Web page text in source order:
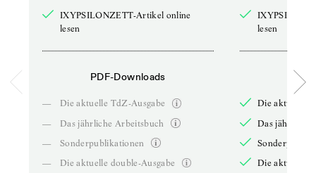
IXYPSILONZETT-Artikel online
lesen
PDF-Downloads
—
Die aktuelle TdZ-Ausgabe
—
Das jährliche Arbeitsbuch
—
Sonderpublikationen
—
Die aktuelle double-Ausgabe
lesen
Die aktuelle
Das jährliche
Die aktuelle